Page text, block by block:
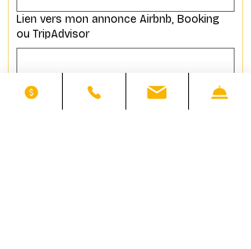
Lien vers mon annonce Airbnb, Booking
ou TripAdvisor
Voir notre politique